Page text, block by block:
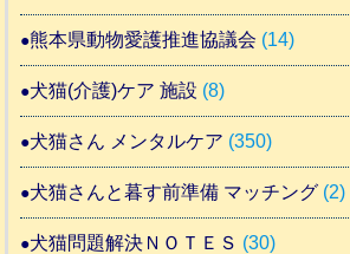
熊本県動物愛護推進協議会 (14)
犬猫(介護)ケア 施設 (8)
犬猫さん メンタルケア (350)
犬猫さんと暮す前準備 マッチング (2)
犬猫問題解決ＮＯＴＥＳ (30)